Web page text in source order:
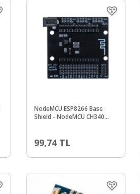
NodeMCU ESP8266 Base
Shield - NodeMCU CH340
99,74TL